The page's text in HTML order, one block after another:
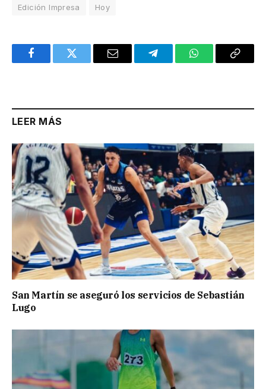
Edición Impresa Hoy
FacebookTwitter Email TelegramWhatsAppCopy
LEER MÁS
San Martín se aseguró los servicios de Sebastián
Lugo